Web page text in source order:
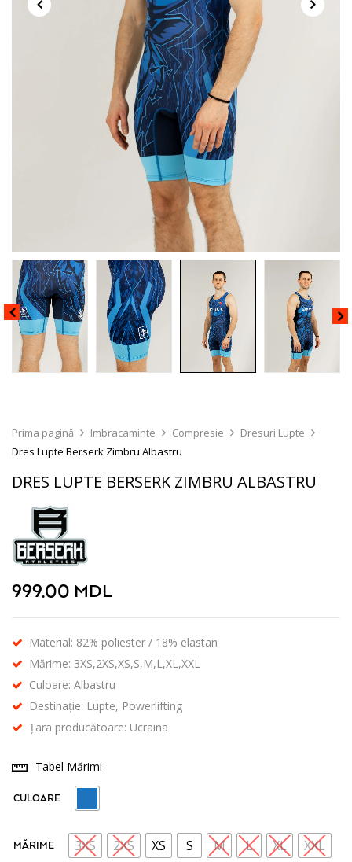
Prima pagină Imbracaminte Compresie
Dresuri Lupte
Dres Lupte Berserk Zimbru Albastru
DRES LUPTE BERSERK ZIMBRU ALBASTRU
999.00 MDL
Material: 82% poliester / 18% elastan
Mărime: 3XS,2XS,XS,S,M,L,XL,XXL
Culoare: Albastru
Destinație: Lupte, Powerlifting
Țara producătoare: Ucraina
Tabel Mărimi
CULOARE
MĂRIME 3XS 2XS XS S M L XL XXL